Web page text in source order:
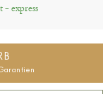
- express